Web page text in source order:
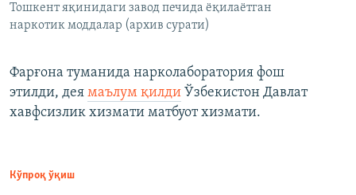
Тошкент яқинидаги завод печида ёқилаётган
наркотик моддалар (архив сурати)
Фарғона туманида нарколаборатория фош
этилди, дея маълум қилди Ўзбекистон Давлат
хавфсизлик хизмати матбуот хизмати.
Кўпроқ ўқиш